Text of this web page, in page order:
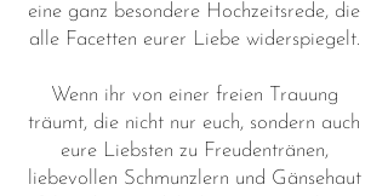
eine ganz besondere Hochzeitsrede, die
alle Facetten eurer Liebe widerspiegelt.
Wenn ihr von einer freien Trauung
träumt, die nicht nur euch, sondern auch
eure Liebsten zu Freudentränen,
liebevollen Schmunzlern und Gänsehaut